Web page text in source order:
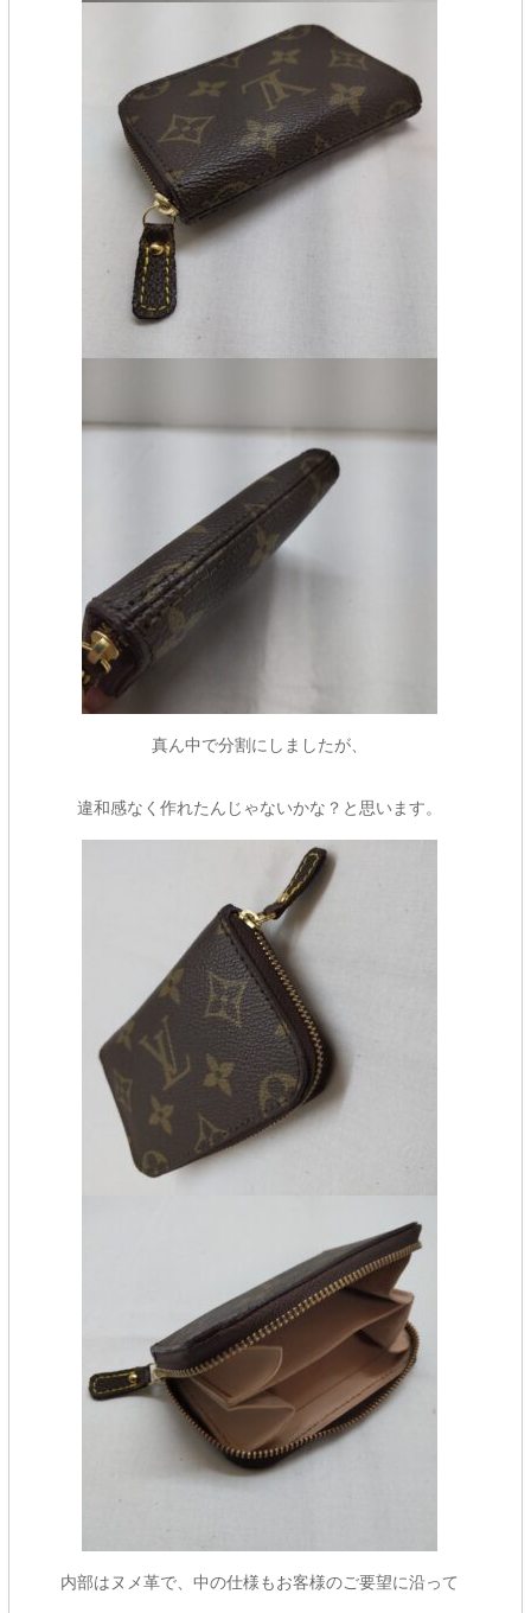
真ん中で分割にしましたが、
違和感なく作れたんじゃないかな？と思います。
内部はヌメ革で、中の仕様もお客様のご要望に沿って